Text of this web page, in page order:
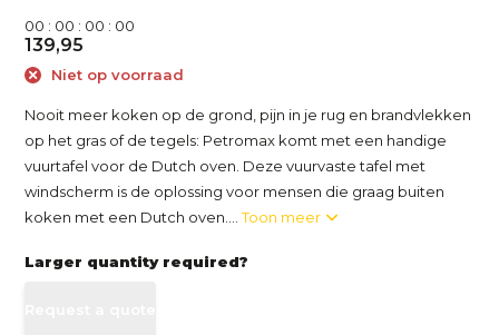
00 : 00 : 00 : 00
139,95
Niet op voorraad
Nooit meer koken op de grond, pijn in je rug en brandvlekken
op het gras of de tegels: Petromax komt met een handige
vuurtafel voor de Dutch oven. Deze vuurvaste tafel met
windscherm is de oplossing voor mensen die graag buiten
koken met een Dutch oven....Toon meer
Larger quantity required?